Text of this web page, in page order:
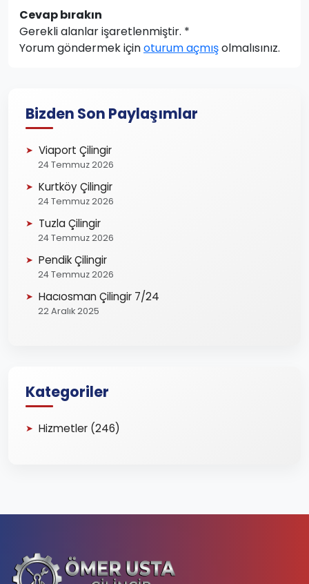
Cevap bırakın
Gerekli alanlar işaretlenmiştir. *
Yorum göndermek içinoturum açmışolmalısınız.
Bizden Son Paylaşımlar
Viaport Çilingir
24 Temmuz 2026
Kurtköy Çilingir
24 Temmuz 2026
Tuzla Çilingir
24 Temmuz 2026
Pendik Çilingir
24 Temmuz 2026
Hacıosman Çilingir 7/24
22 Aralık 2025
Kategoriler
Hizmetler (246)